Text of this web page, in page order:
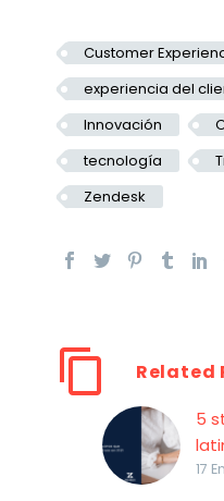
Customer
experiencia del
Innovación
tecnología
Zendesk
Related
5
17